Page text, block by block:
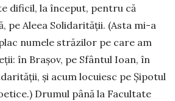
dificil, la început, pen­tru că
pe Aleea Solida­rității. (Asta mi-a
numele străzilor pe care am
în Brașov, pe Sfântul Ioan, în
și acum locuiesc pe Șipotul
Drumul până la Facultate